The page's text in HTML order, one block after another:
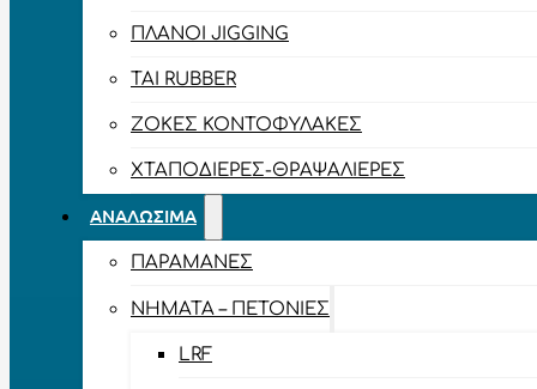
ΠΛΆΝΟΙ JIGGING
TAI RUBBER
ΖΌΚΕΣ ΚΟΝΤΟΦΎΛΑΚΕΣ
ΧΤΑΠΟΔΙΈΡΕΣ-ΘΡΑΨΑΛΙΈΡΕΣ
ΑΝΑΛΏΣΙΜΑ
ΠΑΡΑΜΆΝΕΣ
ΝΉΜΑΤΑ – ΠΕΤΟΝΙΈΣ
LRF